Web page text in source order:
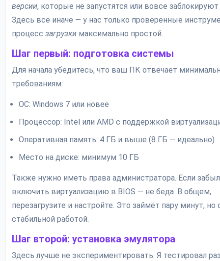
версии, которые не запустятся или вовсе заблокируют
Здесь всё иначе — у нас только проверенные
процесс загрузки максимально простой.
Шаг первый: подготовка системы
Для начала убедитесь, что ваш ПК отвечает
требованиям:
ОС: Windows 7 или новее
Процессор: Intel или AMD с поддержкой
Оперативная память: 4 ГБ и выше (8 ГБ — идеально)
Место на диске: минимум 10 ГБ
Также нужно иметь права администратора. Если
включить виртуализацию в BIOS — не беда. В общем,
перезагрузите и настройте. Это займёт пару минут, но
стабильной работой.
Шаг второй: установка эмулятора
Здесь лучше не экспериментировать. Я тестировал